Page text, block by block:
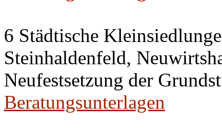
6 Städtische
Steinhaldenfeld,
Neufestsetzung der
Beratungsunterlagen